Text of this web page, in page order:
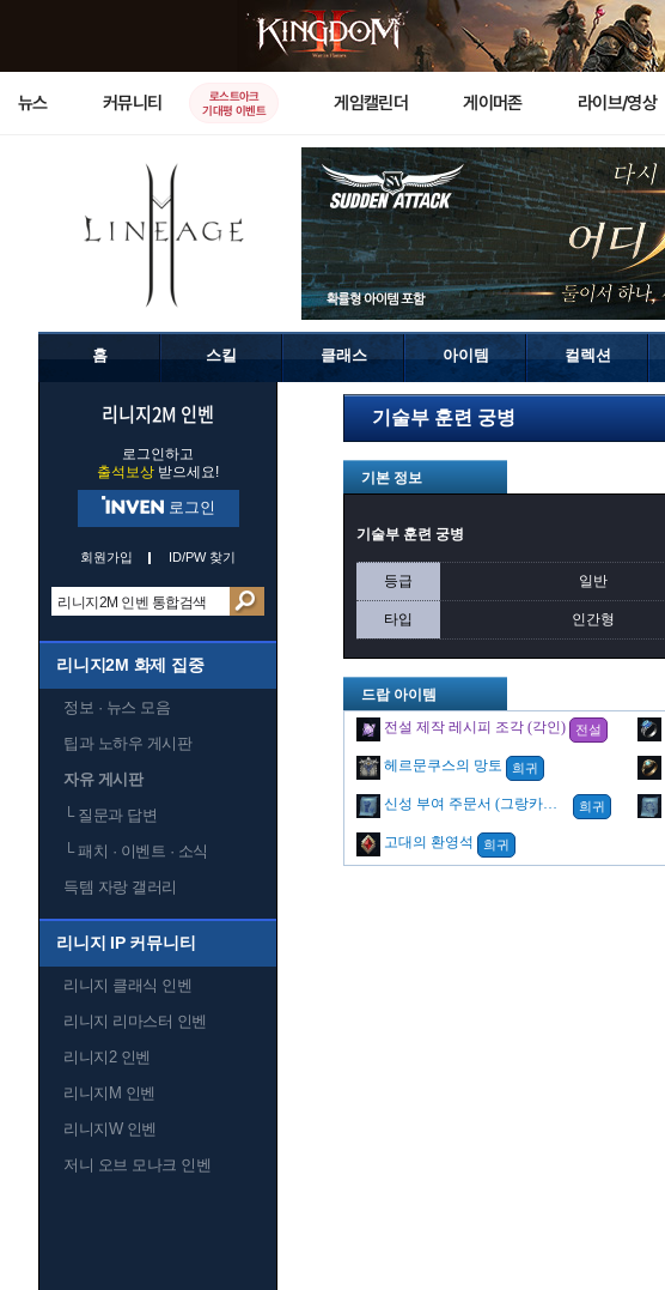
뉴스 커뮤니티
로스트아크
기대평 이벤트
게임캘린더 게이머존 라이브/영상
홈 스킬 클래스 아이템 컬렉션
리니지2M 인벤
로그인하고
출석보상 받으세요!
로그인
회원가입 ID/PW 찾기
리니지2M 화제 집중
정보 · 뉴스 모음
팁과 노하우 게시판
자유 게시판
└질문과 답변
└패치 · 이벤트 · 소식
득템 자랑 갤러리
리니지 IP 커뮤니티
리니지 클래식 인벤
리니지 리마스터 인벤
리니지2 인벤
리니지M 인벤
리니지W 인벤
저니 오브 모나크 인벤
기술부 훈련 궁병
기본 정보
기술부 훈련 궁병
등급 일반
타입 인간형
드랍 아이템
전설 제작 레시피 조각 (각인)
전설
헤르문쿠스의 망토 희귀
신성 부여 주문서 (그랑카인의 처단) 희귀
고대의 환영석 희귀